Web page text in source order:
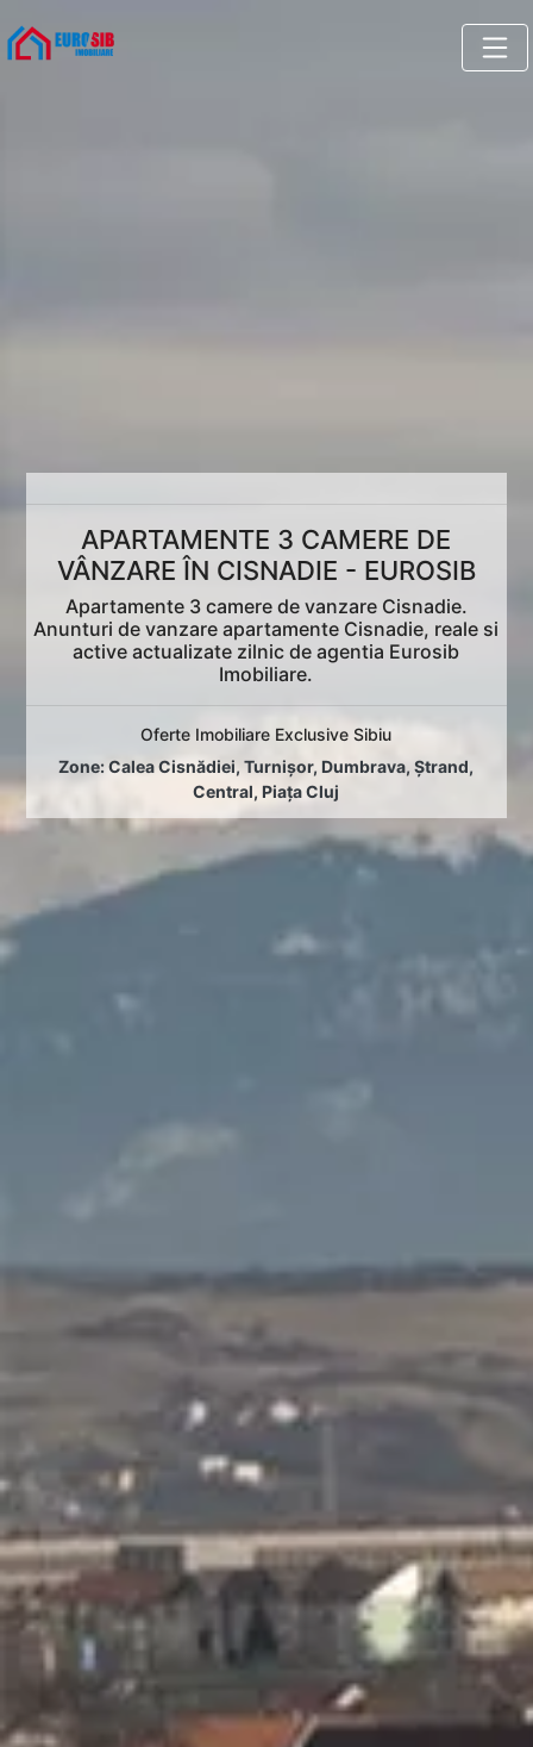
APARTAMENTE 3 CAMERE DE
VÂNZARE ÎN CISNADIE - EUROSIB
Apartamente 3 camere de vanzare Cisnadie.
Anunturi de vanzare apartamente Cisnadie, reale si
active actualizate zilnic de agentia Eurosib
Imobiliare.
Oferte Imobiliare Exclusive Sibiu
Zone:Calea Cisnădiei,Turnișor, Dumbrava,Ștrand,
Central, Piața Cluj